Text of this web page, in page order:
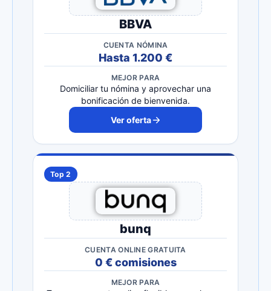
BBVA
CUENTA NÓMINA
Hasta 1.200 €
MEJOR PARA
Domiciliar tu nómina y aprovechar una
bonificación de bienvenida.
Ver oferta
Top 2
bunq
CUENTA ONLINE GRATUITA
0 € comisiones
MEJOR PARA